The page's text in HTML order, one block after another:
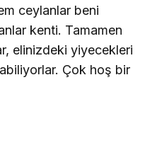
ceylanlar beni
kenti. Tamamen
elinizdeki yiyecekleri
Çok hoş bir